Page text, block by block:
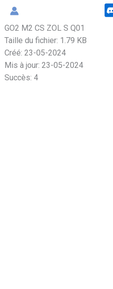
Aller
contenu
GO2 M2 CS ZOL S Q01
Taille du fichier: 1.79 KB
Créé: 23-05-2024
Mis à jour: 23-05-2024
Succès: 4